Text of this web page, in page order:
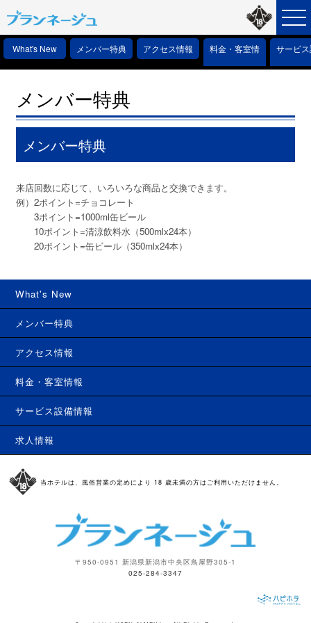
What's New メンバー特典 アクセス情報
料金・客室情
報
サービ
情報
メンバー特典
メンバー特典
来店回数に応じて、いろいろな商品と交換できます。
例）2ポイント=チョコレート
3ポイント=1000ml缶ビール
10ポイント=清涼飲料水（500mlx24本）
20ポイント=缶ビール（350mlx24本）
What's New
メンバー特典
アクセス情報
料金・客室情報
サービス設備情報
求人情報
当ホテルは、風俗営業の定めにより 18 歳未満の方はご利用いただけません。
〒950-0951 新潟県新潟市中央区鳥屋野305-1
025-284-3347